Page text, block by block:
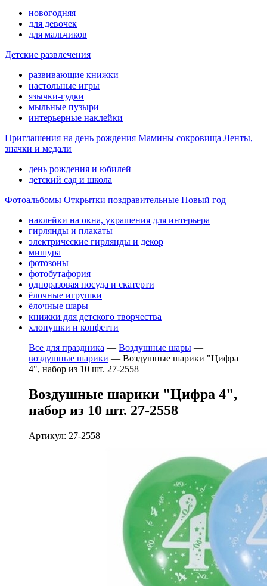
новогодняя
для девочек
для мальчиков
Детские развлечения
развивающие книжки
настольные игры
язычки-гудки
мыльные пузыри
интерьерные наклейки
Приглашения на день рождения Мамины сокровища Ленты,
значки и медали
день рождения и юбилей
детский сад и школа
Фотоальбомы Открытки поздравительные Новый год
наклейки на окна, украшения для интерьера
гирлянды и плакаты
электрические гирлянды и декор
мишура
фотозоны
фотобутафория
одноразовая посуда и скатерти
ёлочные игрушки
ёлочные шары
книжки для детского творчества
хлопушки и конфетти
Все для праздника — Воздушные шары —
воздушные шарики — Воздушные шарики "Цифра
4", набор из 10 шт. 27-2558
Воздушные шарики "Цифра 4",
набор из 10 шт. 27-2558
Артикул: 27-2558